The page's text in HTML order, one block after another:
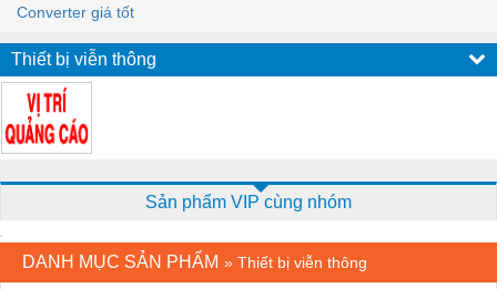
Converter giá tốt
Thiết bị viễn thông
Sản phẩm VIP cùng nhóm
DANH MỤC SẢN PHẨM » Thiết bị viễn thông